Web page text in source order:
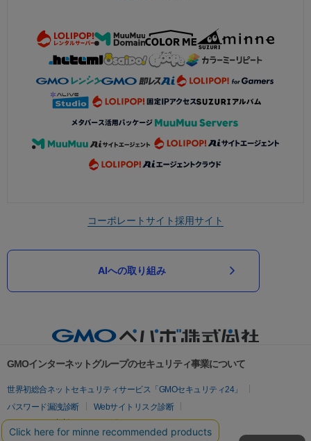
コーポレートサイト採用サイト
AIへの取り組み
GMOインターネットグループのセキュリティ事業について
世界初総合ネットセキュリティサービス「GMOセキュリティ24」
パスワード漏洩診断
Webサイトリスク診断
セキュリティ相談AIチャットボット